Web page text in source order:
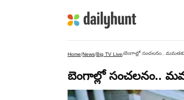
Home/News/Big TV Live/బెంగాల్లో సంచలనం.. మమతకు
బెంగాల్లో సంచలనం..